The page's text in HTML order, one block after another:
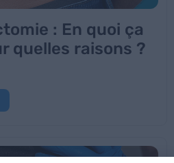
: En quoi ça
quelles raisons ?